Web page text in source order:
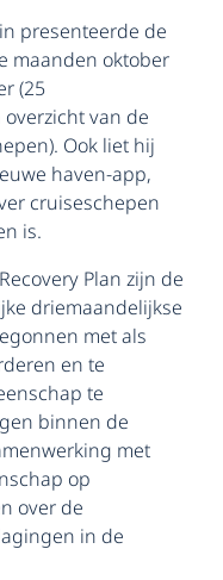
presenteerde de
maanden oktober
(25
van de
Ook liet hij
haven-app,
cruiseschepen
is.
Plan zijn de
driemaandelijkse
met als
en te
te
binnen de
met
op
over de
in de